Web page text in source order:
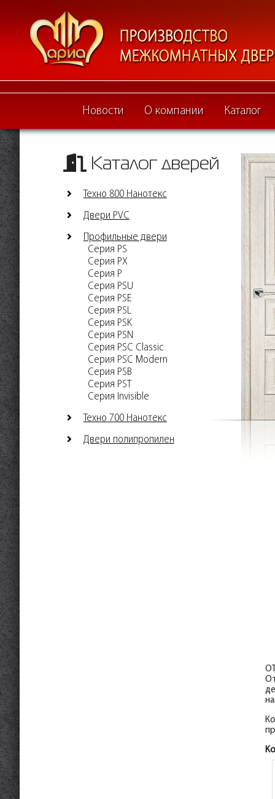
Новости О компании Каталог
Каталог дверей
Техно 800 Нанотекс
Двери PVC
Профильные двери
Серия PS
Серия PX
Серия P
Серия PSU
Серия PSE
Серия PSL
Серия PSK
Серия PSN
Серия PSC Classic
Серия PSC Modern
Серия PSB
Серия PST
Серия Invisible
Техно 700 Нанотекс
Двери полипропилен